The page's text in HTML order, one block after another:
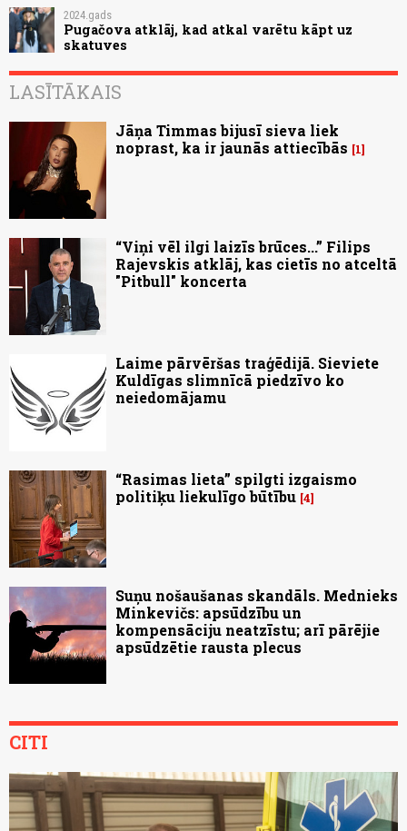
2024.gads
Pugačova atklāj, kad atkal varētu kāpt uz
skatuves
LASĪTĀKAIS
Jāņa Timmas bijusī sieva liek
noprast, ka ir jaunās attiecībās
1
“Viņi vēl ilgi laizīs brūces...” Filips
Rajevskis atklāj, kas cietīs no atceltā
"Pitbull" koncerta
Laime pārvēršas traģēdijā. Sieviete
Kuldīgas slimnīcā piedzīvo ko
neiedomājamu
“Rasimas lieta” spilgti izgaismo
politiķu liekulīgo būtību 4
Suņu nošaušanas skandāls. Mednieks
Minkevičs: apsūdzību un
kompensāciju neatzīstu; arī pārējie
apsūdzētie rausta plecus
CITI